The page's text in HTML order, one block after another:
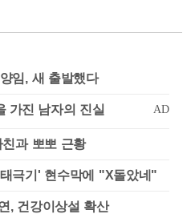
임, 새 출발했다
과 뽀뽀 근황
극기' 현수막에 "X돌았네"
, 건강이상설 확산